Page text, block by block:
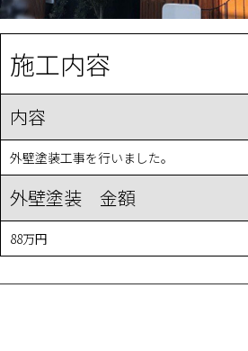
施工内容
内容
外壁塗装工事を行いました。
外壁塗装 金額
88万円